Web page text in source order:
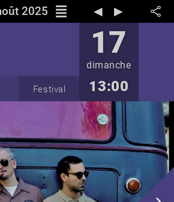
2025 reorder ◀︎ ▶︎
17
dimanche
13:00
Festival